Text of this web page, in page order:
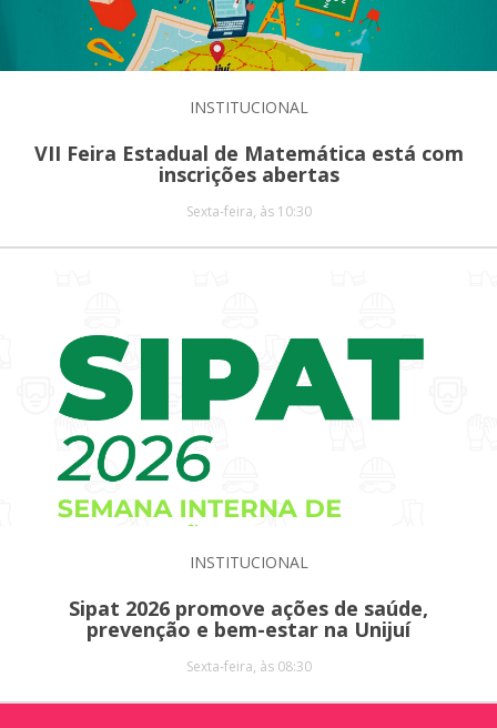
INSTITUCIONAL
VII Feira Estadual de Matemática está com
inscrições abertas
Sexta-feira, às 10:30
INSTITUCIONAL
Sipat 2026 promove ações de saúde,
prevenção e bem-estar na Unijuí
Sexta-feira, às 08:30